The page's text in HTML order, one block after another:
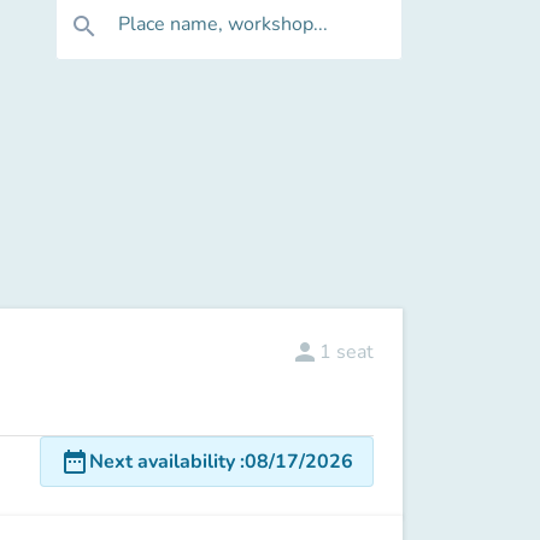
search Place name, workshop...
person 1 seat
date_rangeNext availability:08/17/2026